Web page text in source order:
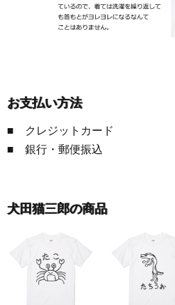
お支払い方法
■ クレジットカード
■ 銀行・郵便振込
犬田猫三郎の商品